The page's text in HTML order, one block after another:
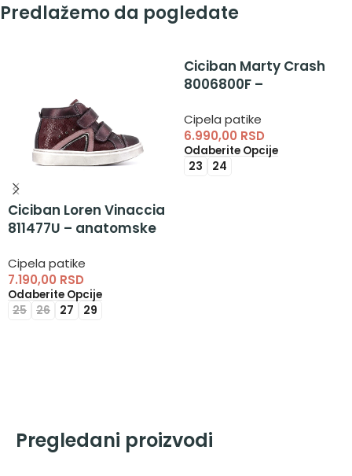
Predlažemo da pogledate
Ciciban Loren Vinaccia
811477U – anatomske
devojčice
Cipela patike
7.190,00 RSD
Odaberite Opcije
25 26 27 29
Ciciban Marty Crash
8006800F –
devojčice
Cipela patike
6.990,00 RSD
Odaberite Opcije
23 24
Pregledani proizvodi